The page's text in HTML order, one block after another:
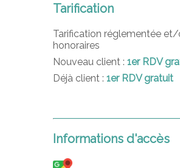
Tarification
Tarification réglementée et/
honoraires
Nouveau client : 1er RDV
Déjà client : 1er RDV gratuit
Informations d'accès